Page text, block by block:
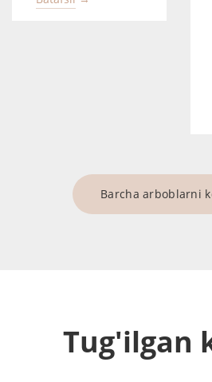
Barcha arboblarni
Tug'ilgan